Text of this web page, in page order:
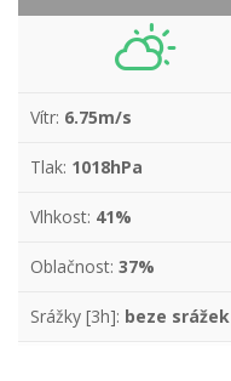
Vítr: 6.75m/s
Tlak: 1018hPa
Vlhkost: 41%
Oblačnost: 37%
Srážky [3h]: beze srážek